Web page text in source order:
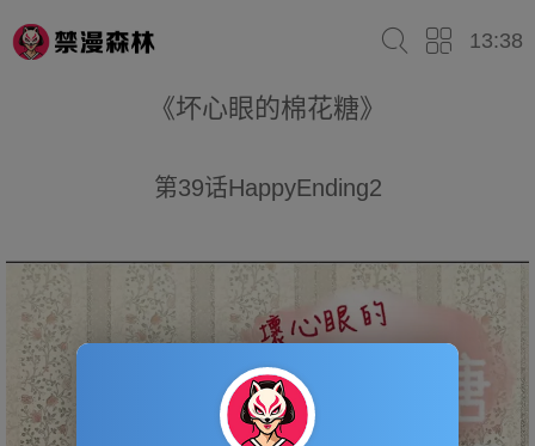
13:38
《坏心眼的棉花糖》
第39话HappyEnding2